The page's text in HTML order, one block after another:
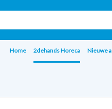
Home 2dehands Horeca Nieuwe